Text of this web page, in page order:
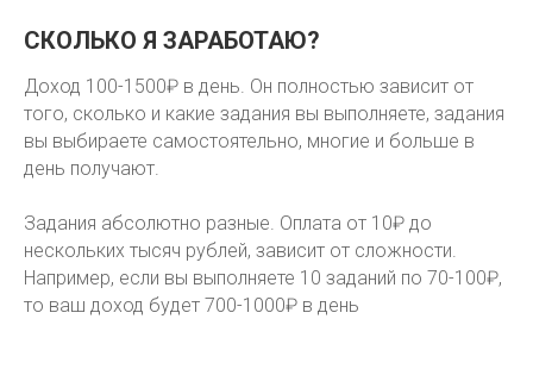
СКОЛЬКО Я ЗАРАБОТАЮ?
Доход 100-1500₽ в день. Он полностью зависит от
того, сколько и какие задания вы выполняете, задания
вы выбираете самостоятельно, многие и больше в
день получают.
Задания абсолютно разные. Оплата от 10₽ до
нескольких тысяч рублей, зависит от сложности.
Например, если вы выполняете 10 заданий по 70-100₽,
то ваш доход будет 700-1000₽ в день